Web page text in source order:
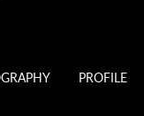
PROFILE